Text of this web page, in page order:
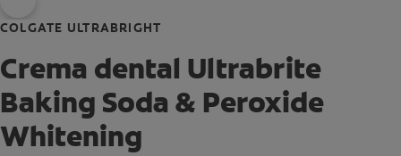
COLGATE ULTRABRIGHT
Crema dental Ultrabrite
Baking Soda & Peroxide
Whitening